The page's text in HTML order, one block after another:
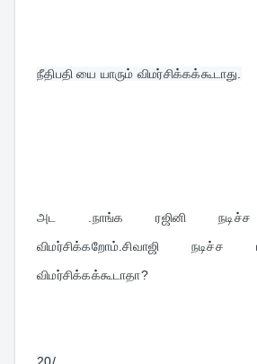
நீதிபதி யை யாரும் விமர்சிக்கக்கூடாது.
அட .நாங்க ரஜினி நடிச்ச
விமர்சிக்கறோம்.சிவாஜி
விமர்சிக்கக்கூடாதா?